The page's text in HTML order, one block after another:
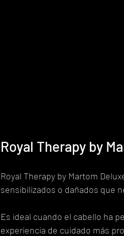
Royal Therapy by
Royal Therapy by Martom
sensibilizados o dañados que
Es ideal cuando el cabello ha
experiencia de cuidado más